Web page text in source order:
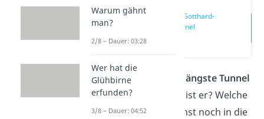
Platz 1: Gotthard-
Basistunnel
Was ist eigentlich der
längste Tunnel
der Weltund wie lang ist er? Welche
Tunnel schaffen es sonst noch in die
Warum gähnt
man?
2/8 – Dauer: 03:28
Wer hat die
Glühbirne
erfunden?
3/8 – Dauer: 04:52